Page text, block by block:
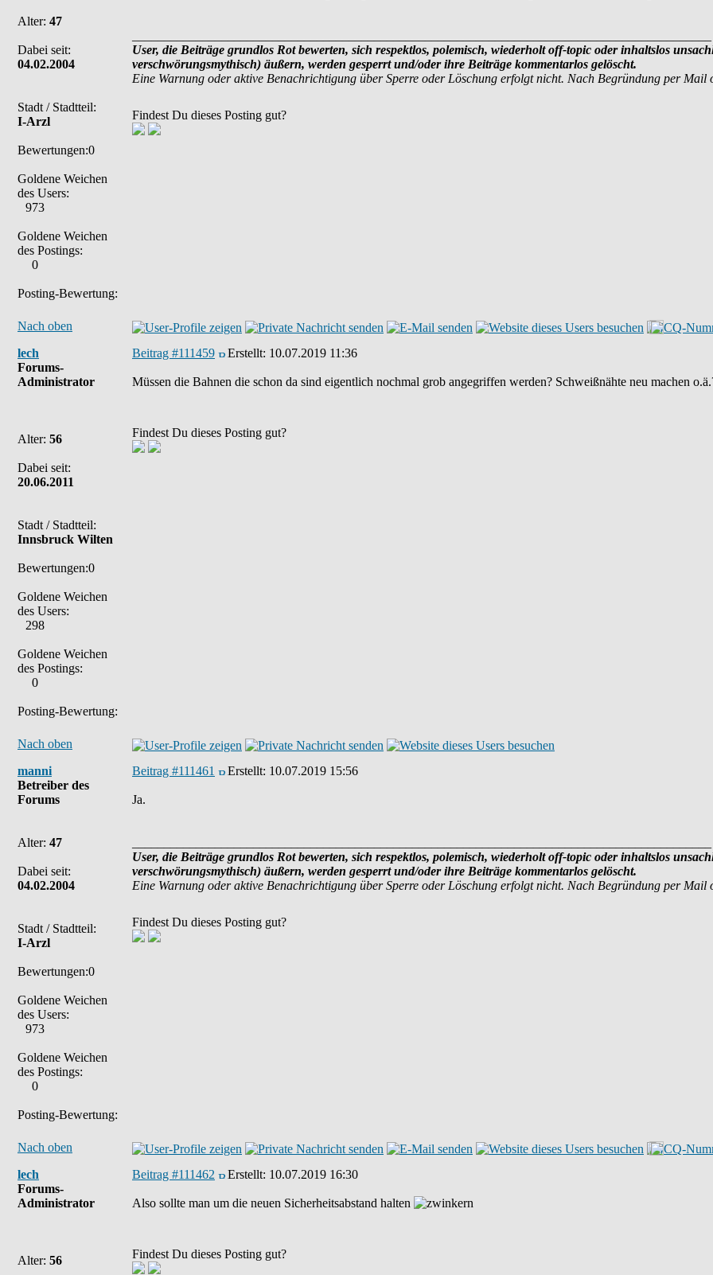
Alter: 47
Dabei seit:
04.02.2004
Stadt / Stadtteil:
I-Arzl
Bewertungen:0
Goldene Weichen
des Users:
973
Goldene Weichen
des Postings:
0
Posting-Bewertung:
User, die Beiträge grundlos Rot bewerten, sich respektlos, polemisch, wiederholt off-topic oder inhaltslos
verschwörungsmythisch) äußern, werden gesperrt und/oder ihre Beiträge kommentarlos gelöscht.
Eine Warnung oder aktive Benachrichtigung über Sperre oder Löschung erfolgt nicht. Nach Begründung per
Findest Du dieses Posting gut?
Nach oben
lech
Forums-
Administrator
Alter: 56
Dabei seit:
20.06.2011
Stadt / Stadtteil:
Innsbruck Wilten
Bewertungen:0
Goldene Weichen
des Users:
298
Goldene Weichen
des Postings:
0
Posting-Bewertung:
Beitrag #111459 Erstellt: 10.07.2019 11:36
Müssen die Bahnen die schon da sind eigentlich nochmal grob angegriffen werden? Schweißnähte neu machen
Findest Du dieses Posting gut?
Nach oben
manni
Betreiber des
Forums
Alter: 47
Dabei seit:
04.02.2004
Stadt / Stadtteil:
I-Arzl
Bewertungen:0
Goldene Weichen
des Users:
973
Goldene Weichen
des Postings:
0
Posting-Bewertung:
Beitrag #111461 Erstellt: 10.07.2019 15:56
Ja.
User, die Beiträge grundlos Rot bewerten, sich respektlos, polemisch, wiederholt off-topic oder inhaltslos
verschwörungsmythisch) äußern, werden gesperrt und/oder ihre Beiträge kommentarlos gelöscht.
Eine Warnung oder aktive Benachrichtigung über Sperre oder Löschung erfolgt nicht. Nach Begründung per
Findest Du dieses Posting gut?
Nach oben
lech
Forums-
Administrator
Alter: 56
Beitrag #111462 Erstellt: 10.07.2019 16:30
Also sollte man um die neuen Sicherheitsabstand halten
Findest Du dieses Posting gut?